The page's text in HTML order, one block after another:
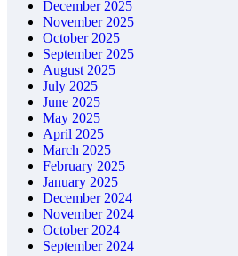
December 2025
November 2025
October 2025
September 2025
August 2025
July 2025
June 2025
May 2025
April 2025
March 2025
February 2025
January 2025
December 2024
November 2024
October 2024
September 2024